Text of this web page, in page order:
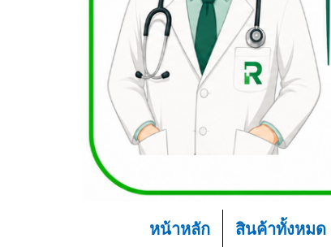
หน้าหลัก สินค้าทั้งหมด